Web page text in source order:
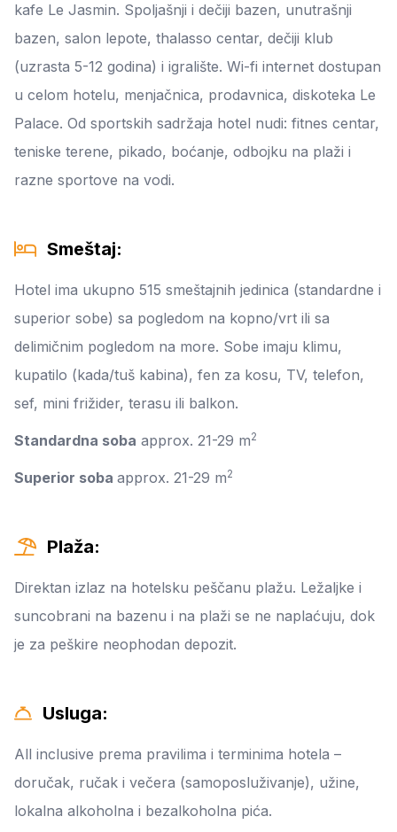
kafe Le Jasmin. Spoljašnji i dečiji bazen, unutrašnji
bazen, salon lepote, thalasso centar, dečiji klub
(uzrasta 5-12 godina) i igralište. Wi-fi internet dostupan
u celom hotelu, menjačnica, prodavnica, diskoteka Le
Palace. Od sportskih sadržaja hotel nudi: fitnes centar,
teniske terene, pikado, boćanje, odbojku na plaži i
razne sportove na vodi.
Smeštaj:
Hotel ima ukupno 515 smeštajnih jedinica (standardne i
superior sobe) sa pogledom na kopno/vrt ili sa
delimičnim pogledom na more. Sobe imaju klimu,
kupatilo (kada/tuš kabina), fen za kosu, TV, telefon,
sef, mini frižider, terasu ili balkon.
Standardna soba approx. 21-29 m2
Superior soba approx. 21-29 m2
Plaža:
Direktan izlaz na hotelsku peščanu plažu. Ležaljke i
suncobrani na bazenu i na plaži se ne naplaćuju, dok
je za peškire neophodan depozit.
Usluga:
All inclusive prema pravilima i terminima hotela –
doručak, ručak i večera (samoposluživanje), užine,
lokalna alkoholna i bezalkoholna pića.